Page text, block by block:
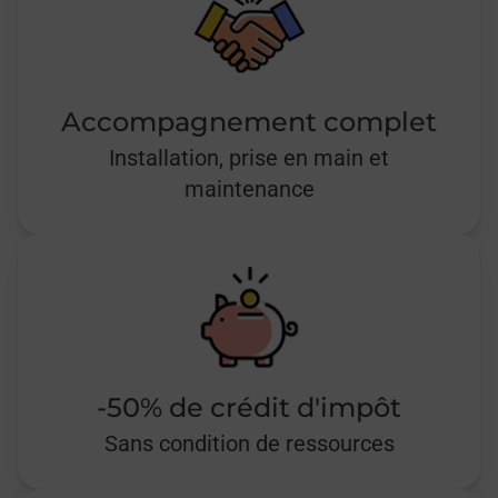
Accompagnement complet
Installation, prise en main et
maintenance
-50% de crédit d'impôt
Sans condition de ressources